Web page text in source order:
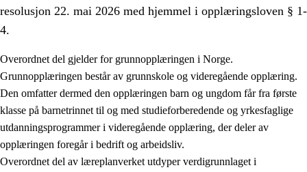
resolusjon 22. mai 2026 med hjemmel i opplæringsloven § 1-
4.
Overordnet del gjelder for grunnopplæringen i Norge.
Grunnopplæringen består av grunnskole og videregående opplæring.
Den omfatter dermed den opplæringen barn og ungdom får fra første
klasse på barnetrinnet til og med studieforberedende og yrkesfaglige
utdanningsprogrammer i videregående opplæring, der deler av
opplæringen foregår i bedrift og arbeidsliv.
Overordnet del av læreplanverket utdyper verdigrunnlaget i